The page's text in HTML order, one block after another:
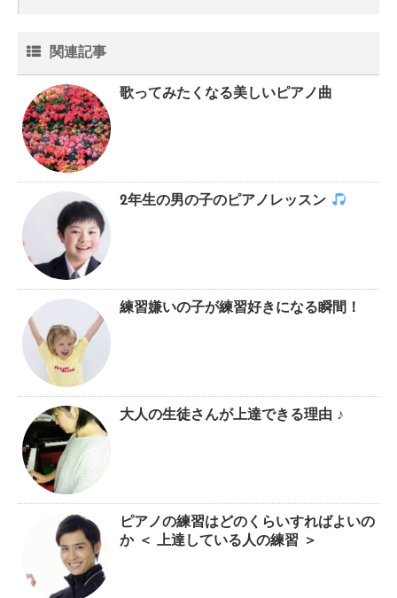
関連記事
歌ってみたくなる美しいピアノ曲
2年生の男の子のピアノレッスン
練習嫌いの子が練習好きになる瞬間！
大人の生徒さんが上達できる理由 ♪
ピアノの練習はどのくらいすればよいの
か ＜ 上達している人の練習 ＞